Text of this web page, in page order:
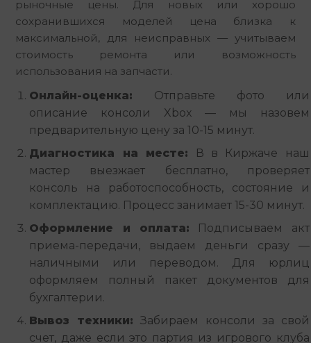
рыночные цены. Для новых или хорошо
сохранившихся моделей цена близка к
максимальной, для неисправных — учитываем
стоимость ремонта или возможность
использования на запчасти.
Онлайн-оценка: Отправьте фото или
описание консоли Xbox — мы назовем
предварительную цену за 10-15 минут.
Диагностика на месте: В в Киржаче наш
мастер выезжает бесплатно, проверяет
консоль на работоспособность, состояние и
комплектацию. Процесс занимает 15-30 минут.
Оформление и оплата: Подписываем акт
приема-передачи, выдаем деньги сразу —
наличными или переводом. Для юрлиц
оформляем полный пакет документов для
бухгалтерии.
Вывоз техники: Забираем консоли за свой
счет, даже если это партия из игрового клуба